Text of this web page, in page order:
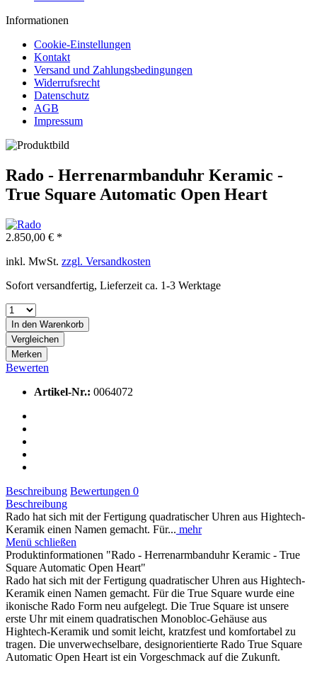
Informationen
Cookie-Einstellungen
Kontakt
Versand und Zahlungsbedingungen
Widerrufsrecht
Datenschutz
AGB
Impressum
Rado - Herrenarmbanduhr Keramic -
True Square Automatic Open Heart
2.850,00 € *
inkl. MwSt. zzgl. Versandkosten
Sofort versandfertig, Lieferzeit ca. 1-3 Werktage
In den Warenkorb
Vergleichen
Merken
Bewerten
Artikel-Nr.: 0064072
Beschreibung Bewertungen 0
Beschreibung
Rado hat sich mit der Fertigung quadratischer Uhren aus Hightech-
Keramik einen Namen gemacht. Für... mehr
Menü schließen
Produktinformationen "Rado - Herrenarmbanduhr Keramic - True
Square Automatic Open Heart"
Rado hat sich mit der Fertigung quadratischer Uhren aus Hightech-
Keramik einen Namen gemacht. Für die True Square wurde eine
ikonische Rado Form neu aufgelegt. Die True Square ist unsere
erste Uhr mit einem quadratischen Monobloc-Gehäuse aus
Hightech-Keramik und somit leicht, kratzfest und komfortabel zu
tragen. Die unverwechselbare, designorientierte Rado True Square
Automatic Open Heart ist ein Vorgeschmack auf die Zukunft.